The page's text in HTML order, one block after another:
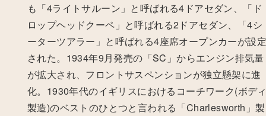
も「4ライトサルーン」と呼ばれる4ドアセダン、「ド
ロップヘッドクーペ」と呼ばれる2ドアセダン、「4シ
ーターツアラー」と呼ばれる4座席オープンカーが設定
された。1934年9月発売の「SC」からエンジン排気量
が拡大され、フロントサスペンションが独立懸架に進
化。1930年代のイギリスにおけるコーチワーク(ボデ
製造)のベストのひとつと言われる「Charlesworth」製